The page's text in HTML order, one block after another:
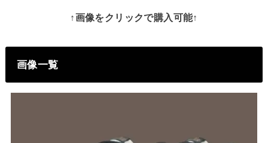
↑画像をクリックで購入可能↑
画像一覧